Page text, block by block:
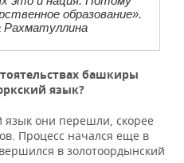
образование».
башкиры
язык?
они перешли, скорее
Процесс начался еще в
в золотоордынский